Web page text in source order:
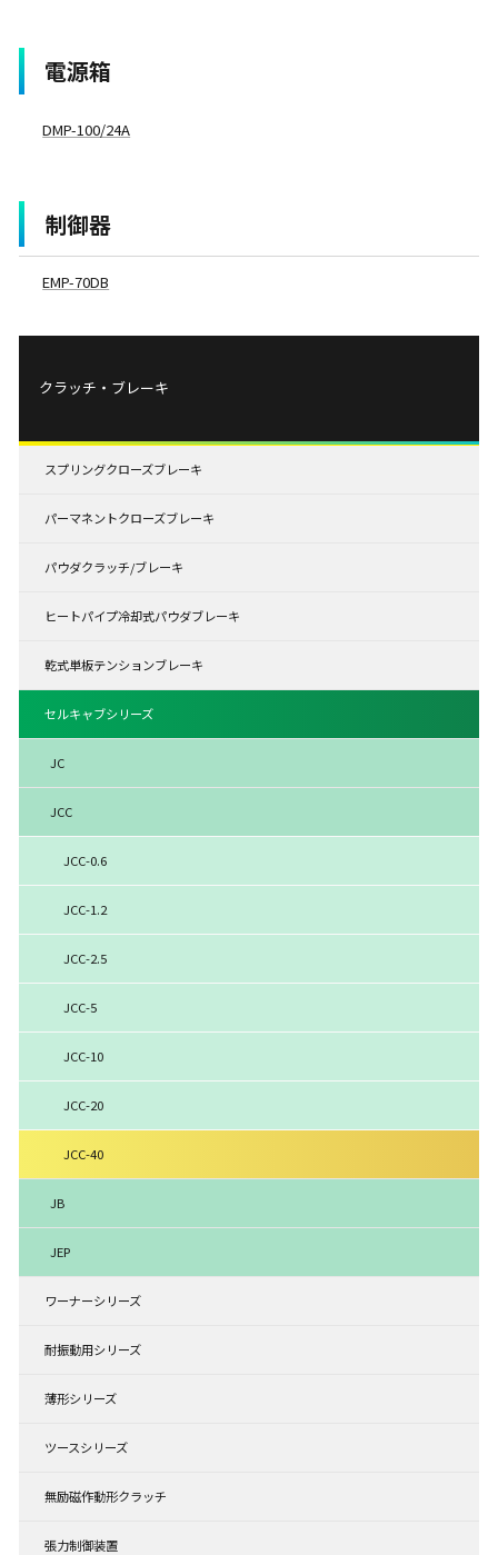
電源箱
DMP-100/24A
制御器
EMP-70DB
クラッチ・ブレーキ
スプリングクローズブレーキ
パーマネントクローズブレーキ
パウダクラッチ/ブレーキ
ヒートパイプ冷却式パウダブレーキ
乾式単板テンションブレーキ
セルキャブシリーズ
JC
JCC
JCC-0.6
JCC-1.2
JCC-2.5
JCC-5
JCC-10
JCC-20
JCC-40
JB
JEP
ワーナーシリーズ
耐振動用シリーズ
薄形シリーズ
ツースシリーズ
無励磁作動形クラッチ
張力制御装置